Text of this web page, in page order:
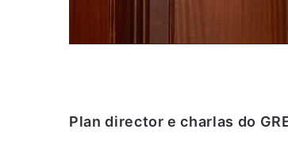
Plan director e charlas do